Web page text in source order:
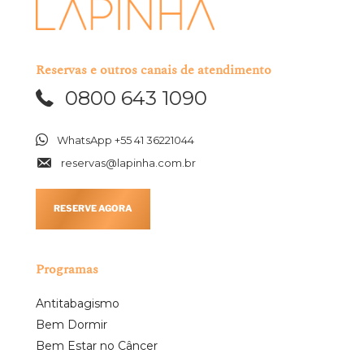
Reservas e outros canais de atendimento
0800 643 1090
WhatsApp +55 41 36221044
reservas@lapinha.com.br
RESERVE AGORA
Programas
Antitabagismo
Bem Dormir
Bem Estar no Câncer